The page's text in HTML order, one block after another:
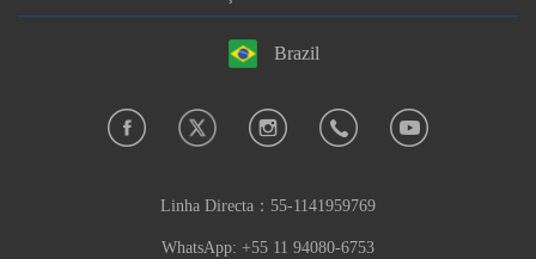
Brazil
Linha Directa： 55-1141959769
WhatsApp: +55 11 94080-6753